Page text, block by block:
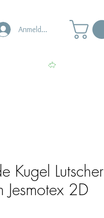
Anmelden
Kugel Lutscher
Jesmotex 2D